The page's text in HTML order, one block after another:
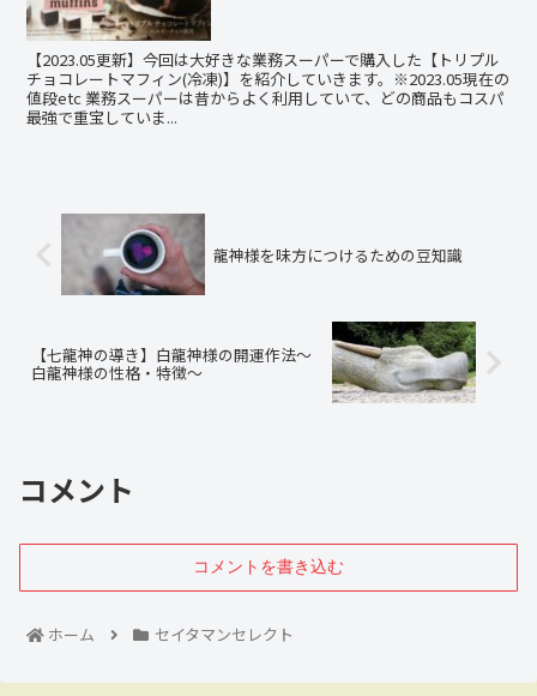
【2023.05更新】今回は大好きな業務スーパーで購入した【トリプル
チョコレートマフィン(冷凍)】を紹介していきます。※2023.05現在の
値段etc 業務スーパーは昔からよく利用していて、どの商品もコスパ
最強で重宝していま...
龍神様を味方につけるための豆知識
【七龍神の導き】白龍神様の開運作法～
白龍神様の性格・特徴～
コメント
コメントを書き込む
ホーム セイタマンセレクト